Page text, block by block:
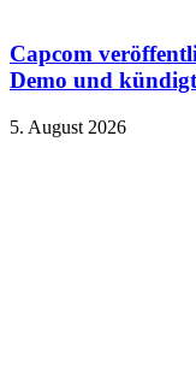
Capcom
Demo und
5. August 2026